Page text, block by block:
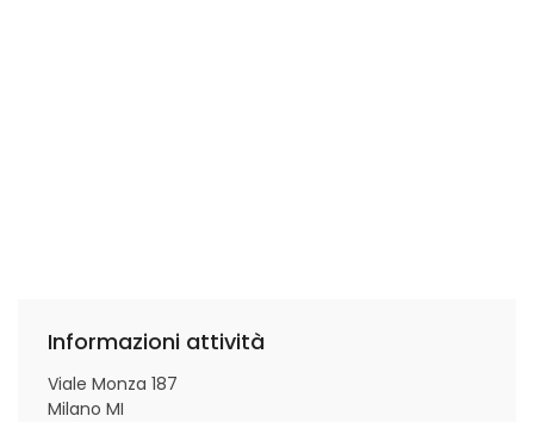
Informazioni attività
Viale Monza 187
Milano MI